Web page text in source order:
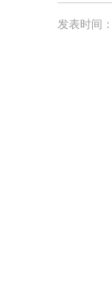
发表时间